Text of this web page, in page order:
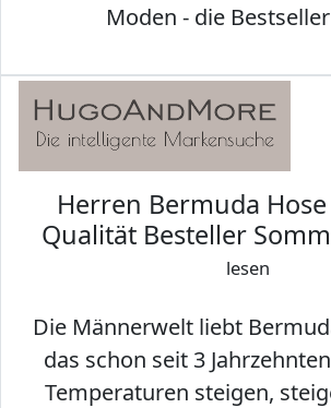
Moden - die
Herren Bermuda
Qualität Besteller
lesen
Die Männerwelt liebt
das schon seit 3
Temperaturen steigen,